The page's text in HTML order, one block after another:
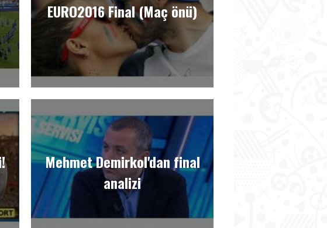
EURO2016 Final (Maç önü)
Mehmet Demirkol'dan final
analizi